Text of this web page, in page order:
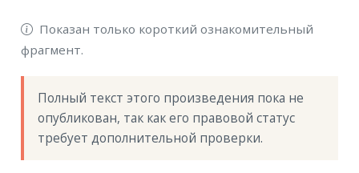
Показан только короткий ознакомительный
фрагмент.
Полный текст этого произведения пока не
опубликован, так как его правовой статус
требует дополнительной проверки.